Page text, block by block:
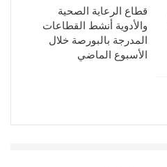
قطاع الرعاية الصحية
والأدوية أنشط القطاعات
المدرجة بالبورصة خلال
الأسبوع الماضي